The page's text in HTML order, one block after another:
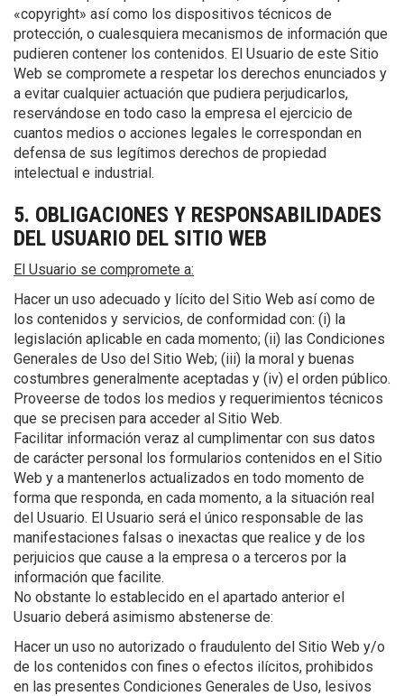
«copyright» así como los dispositivos técnicos de
protección, o cualesquiera mecanismos de información que
pudieren contener los contenidos. El Usuario de este Sitio
Web se compromete a respetar los derechos enunciados y
a evitar cualquier actuación que pudiera perjudicarlos,
reservándose en todo caso la empresa el ejercicio de
cuantos medios o acciones legales le correspondan en
defensa de sus legítimos derechos de propiedad
intelectual e industrial.
5. OBLIGACIONES Y RESPONSABILIDADES
DEL USUARIO DEL SITIO WEB
El Usuario se compromete a:
Hacer un uso adecuado y lícito del Sitio Web así como de
los contenidos y servicios, de conformidad con: (i) la
legislación aplicable en cada momento; (ii) las Condiciones
Generales de Uso del Sitio Web; (iii) la moral y buenas
costumbres generalmente aceptadas y (iv) el orden público.
Proveerse de todos los medios y requerimientos técnicos
que se precisen para acceder al Sitio Web.
Facilitar información veraz al cumplimentar con sus datos
de carácter personal los formularios contenidos en el Sitio
Web y a mantenerlos actualizados en todo momento de
forma que responda, en cada momento, a la situación real
del Usuario. El Usuario será el único responsable de las
manifestaciones falsas o inexactas que realice y de los
perjuicios que cause a la empresa o a terceros por la
información que facilite.
No obstante lo establecido en el apartado anterior el
Usuario deberá asimismo abstenerse de:
Hacer un uso no autorizado o fraudulento del Sitio Web y/o
de los contenidos con fines o efectos ilícitos, prohibidos
en las presentes Condiciones Generales de Uso, lesivos